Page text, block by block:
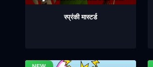
स्प्रंकी मास्टर्ड